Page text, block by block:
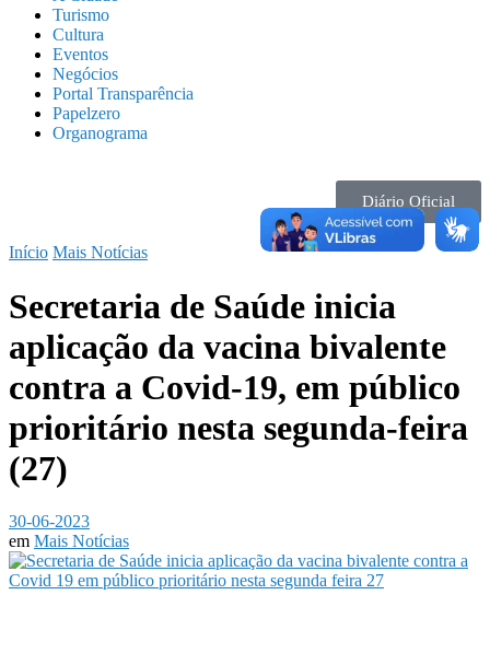
Turismo
Cultura
Eventos
Negócios
Portal Transparência
Papelzero
Organograma
Diário Oficial
Início Mais Notícias
Secretaria de Saúde inicia
aplicação da vacina bivalente
contra a Covid-19, em público
prioritário nesta segunda-feira
(27)
30-06-2023
em Mais Notícias